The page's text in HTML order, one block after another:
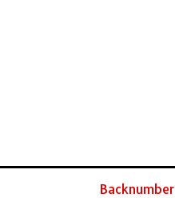
Backnumber